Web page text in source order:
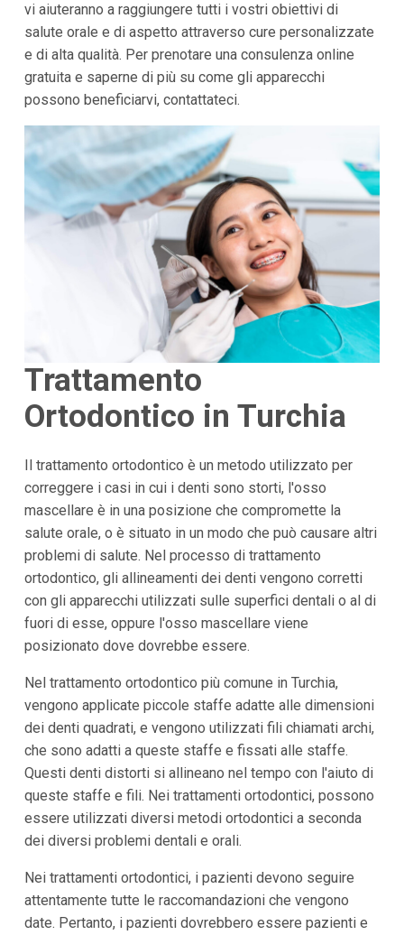
vi aiuteranno a raggiungere tutti i vostri obiettivi di
salute orale e di aspetto attraverso cure personalizzate
e di alta qualità. Per prenotare una consulenza online
gratuita e saperne di più su come gli apparecchi
possono beneficiarvi, contattateci.
Trattamento
Ortodontico in Turchia
Il trattamento ortodontico è un metodo utilizzato per
correggere i casi in cui i denti sono storti, l'osso
mascellare è in una posizione che compromette la
salute orale, o è situato in un modo che può causare altri
problemi di salute. Nel processo di trattamento
ortodontico, gli allineamenti dei denti vengono corretti
con gli apparecchi utilizzati sulle superfici dentali o al di
fuori di esse, oppure l'osso mascellare viene
posizionato dove dovrebbe essere.
Nel trattamento ortodontico più comune in Turchia,
vengono applicate piccole staffe adatte alle dimensioni
dei denti quadrati, e vengono utilizzati fili chiamati archi,
che sono adatti a queste staffe e fissati alle staffe.
Questi denti distorti si allineano nel tempo con l'aiuto di
queste staffe e fili. Nei trattamenti ortodontici, possono
essere utilizzati diversi metodi ortodontici a seconda
dei diversi problemi dentali e orali.
Nei trattamenti ortodontici, i pazienti devono seguire
attentamente tutte le raccomandazioni che vengono
date. Pertanto, i pazienti dovrebbero essere pazienti e